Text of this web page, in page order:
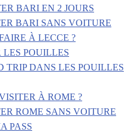
BARI EN 2 JOURS
BARI SANS VOITURE
À LECCE ?
LES POUILLES
TRIP DANS LES POUILLES
À ROME ?
ROME SANS VOITURE
PASS